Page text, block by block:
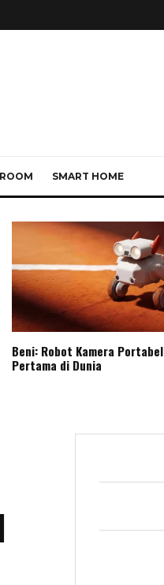
SMART HOME
Beni: Robot Kamera Portabel
Pertama di Dunia